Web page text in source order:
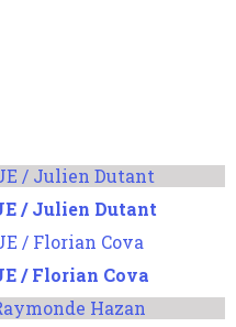
/ Julien Dutant
/ Florian Cova